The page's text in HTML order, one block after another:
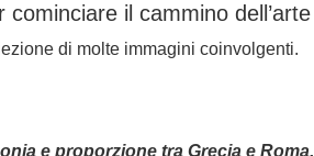
il cammino dell’arte
di molte immagini coinvolgenti.
e proporzione tra Grecia e Roma.